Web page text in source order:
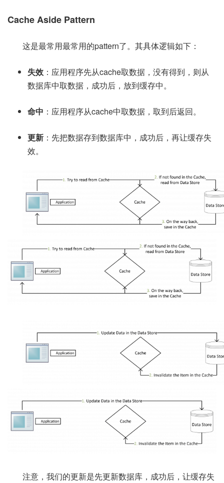
Cache Aside Pattern
这是最常用最常用的pattern了。其具体逻辑如下：
失效 ：应用程序先从cache取数据，没有得到，则从
数据库中取数据，成功后，放到缓存中。
命中 ：应用程序从cache中取数据，取到后返回。
更新 ：先把数据存到数据库中，成功后，再让缓存失
效。
注意，我们的更新是先更新数据库，成功后，让缓存失